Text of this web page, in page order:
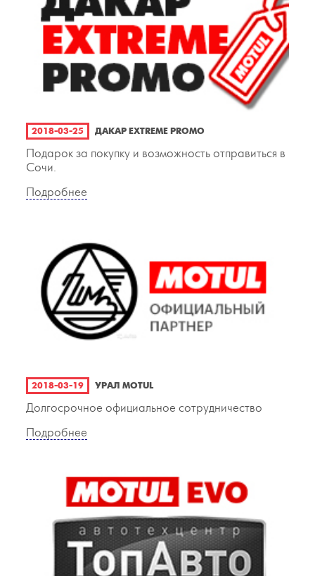
2018-03-25 ДАКАР EXTREME PROMO
Подарок за покупку и возможность отправиться в
Сочи.
Подробнее
2018-03-19 УРАЛ MOTUL
Долгосрочное официальное сотрудничество
Подробнее